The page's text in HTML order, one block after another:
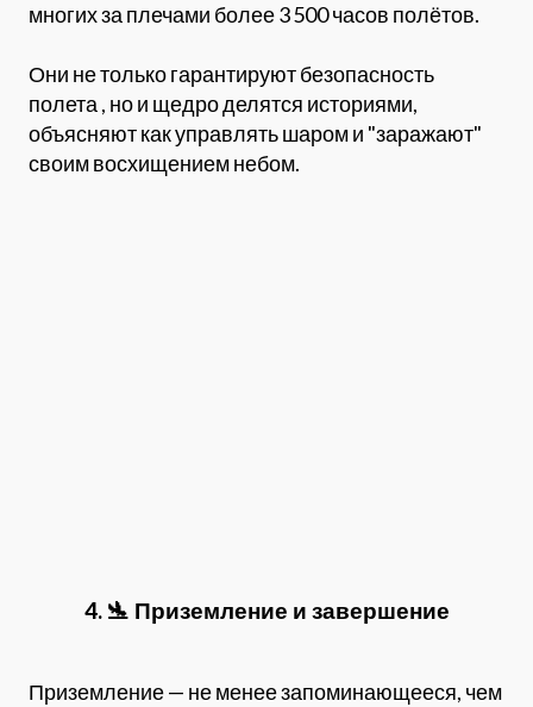
многих за плечами более 3 500 часов полётов.
Они не только гарантируют безопасность
полета , но и щедро делятся историями,
объясняют как управлять шаром и "заражают"
своим восхищением небом.
4. 🛬 Приземление и завершение
Приземление — не менее запоминающееся, чем